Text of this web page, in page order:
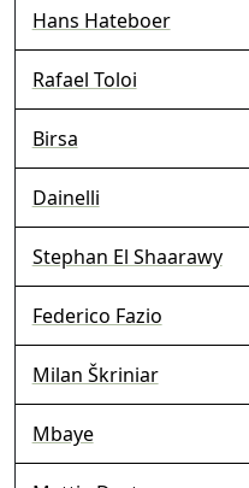
Hans Hateboer
Rafael Toloi
Birsa
Dainelli
Stephan El Shaarawy
Federico Fazio
Milan Škriniar
Mbaye